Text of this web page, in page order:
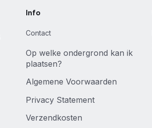
Info
Contact
Op welke ondergrond kan ik
plaatsen?
Algemene Voorwaarden
Privacy Statement
Verzendkosten